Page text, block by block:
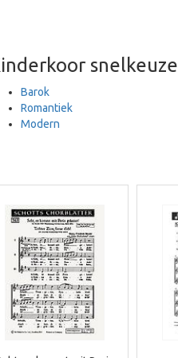
snelkeuze
Barok
Romantiek
Modern